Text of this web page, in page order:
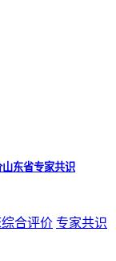
东省专家共识
综合评价 专家共识